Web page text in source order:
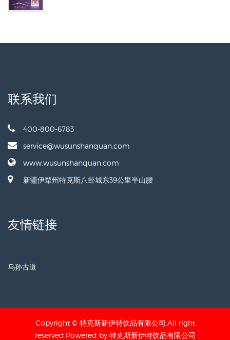
联系我们
400-800-6783
service@wusunshanquan.com
www.wusunshanquan.com
新疆伊犁州特克斯八卦城东39公里半山腰
友情链接
乌孙古道
Copyright © 特克斯新伊特饮品有限公司.All right
reserved.Powered by 特克斯新伊特饮品有限公司